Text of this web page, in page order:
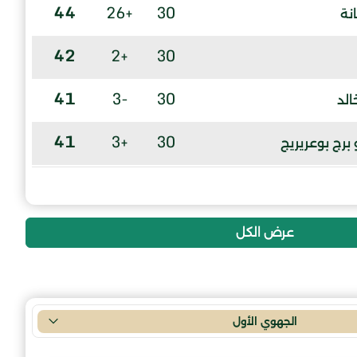
30
+26
44
30
+2
42
30
-3
41
برج بوعريريج 30
+3
41
30
0
39
عرض الكل
الجهوي الأول